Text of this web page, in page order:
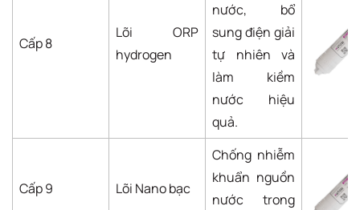
Cấp 8
Lõi ORP
hydrogen
nước, bổ
sung điện giải
tự nhiên và
làm kiềm
nước hiệu
quả.
Cấp 9 Lõi Nano bạc
Chống nhiễm
khuẩn nguồn
nước trong